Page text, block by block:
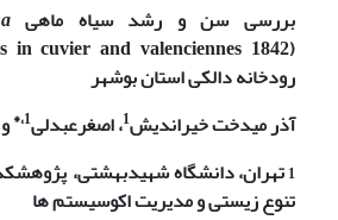
بررسی سن و رشد سیاه ماهی
in cuvier and valenciennes 1842)
رودخانه دالکی استان بوشهر
آذر میدخت خیراندیش1، اصغرعبدلی1،*
1تهران،دانشگاه شهیدبهشتی،
تنوع زیستی و مدیریت اکوسیستم ها